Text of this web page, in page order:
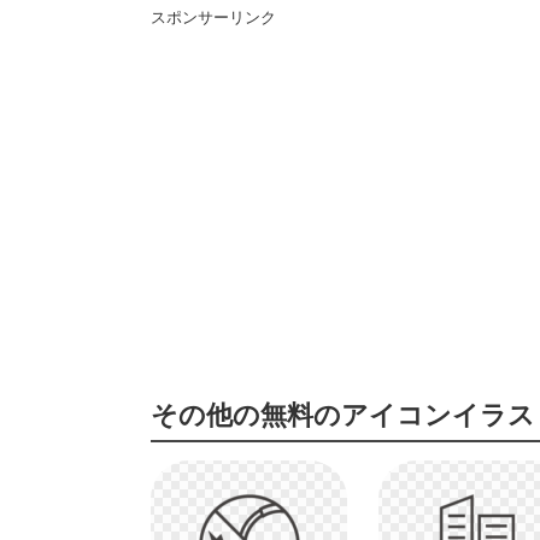
スポンサーリンク
その他の無料のアイコンイラ